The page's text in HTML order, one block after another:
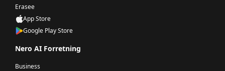
Erasee
App Store
Google Play Store
Nero AI Forretning
Business